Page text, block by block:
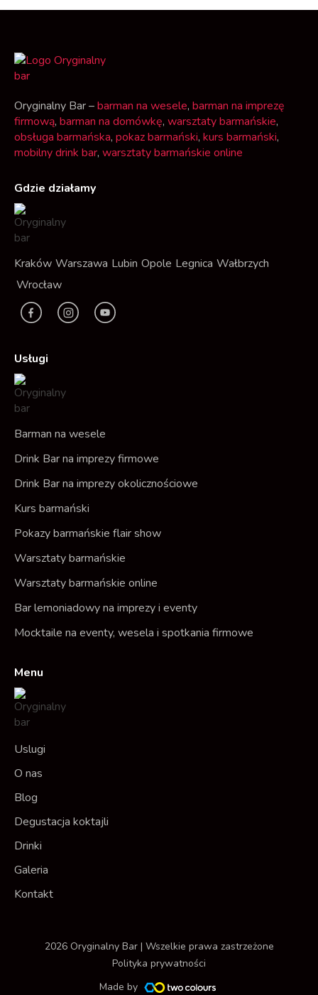
Oryginalny Bar –barman na wesele, barman na imprezę
firmową, barman na domówkę, warsztaty barmańskie,
obsługa barmańska, pokaz barmański, kurs barmański,
mobilny drink bar, warsztaty barmańskie online
Gdzie działamy
Kraków Warszawa Lubin Opole Legnica Wałbrzych
Wrocław
F
a
c
e
b
o
k
I
n
r
a
m
Y
t
Usługi
Barman na wesele
Drink Bar na imprezy firmowe
Drink Bar na imprezy okolicznościowe
Kurs barmański
Pokazy barmańskie flair show
Warsztaty barmańskie
Warsztaty barmańskie online
Bar lemoniadowy na imprezy i eventy
Mocktaile na eventy, wesela i spotkania firmowe
Menu
Uslugi
O nas
Blog
Degustacja koktajli
Drinki
Galeria
Kontakt
2026 Oryginalny Bar | Wszelkie prawa zastrzeżone
Polityka prywatności
Made by